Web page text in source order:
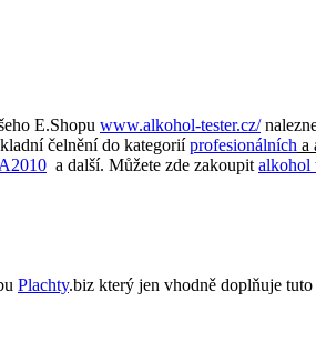
E.Shopu www.alkohol-tester.cz/
čelnění do kategoriíprofesionálních a
a další. Můžete zde zakoupit alkohol
Plachty.biz který jen vhodně doplňuje